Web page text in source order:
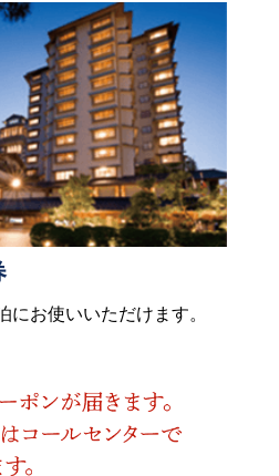
にお使いいただけます。